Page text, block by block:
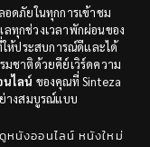
(3)
ดภัยในทุกการเข้าชม
ทุกช่วงเวลาพักผ่อนของ
ห้ประสบการณ์ดีและได้
มชาติด้วยคีย์เวิร์ดความ
นไลน์ ของคุณที่ Sinteza
างสมบูรณ์แบบ
ดูหนังออนไลน์ หนังใหม่